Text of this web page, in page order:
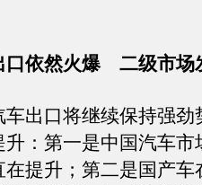
依然火爆 二级市场
出口将继续保持强劲
：第一是中国汽车市
提升；第二是国产车